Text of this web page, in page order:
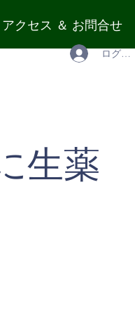
アクセス ＆ お問合せ
ログイン
生薬